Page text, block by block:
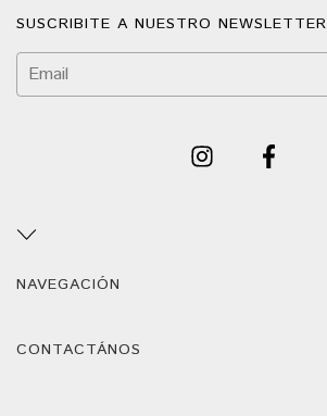
SUSCRIBITE A NUESTRO NEWSLETTER
NAVEGACIÓN
CONTACTÁNOS